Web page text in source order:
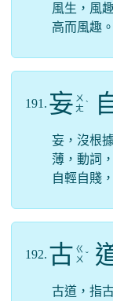
風生，風
高而風趣。
191. 妄 ㄨ
ㄤ ˋ
妄，沒根
薄，動詞
自輕自賤
192. 古 ㄍ
ㄨ ˇ
古道，指